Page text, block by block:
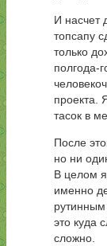
И насчет
топсапу
только
полгода-
проекта.
тасок в
После
но ни
В целом я
именно
рутинным
это куда
сложно.